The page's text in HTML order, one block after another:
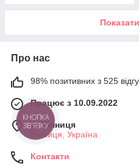
Про нас
98% позитивних з 525
Працює з 10.09.2022
м. Вінниця
Вінниця, Україна
Контакти
КНОПКА
ЗВ'ЯЗКУ